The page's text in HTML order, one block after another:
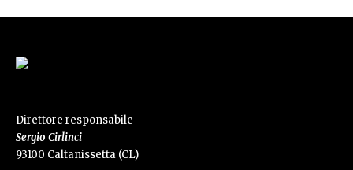
Direttore responsabile
Sergio Cirlinci
93100 Caltanissetta (CL)